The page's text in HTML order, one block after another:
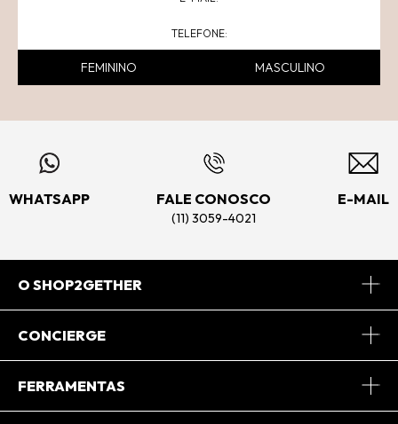
FEMININO MASCULINO
WHATSAPP FALE CONOSCO
(11) 3059-4021
E-MAIL
O SHOP2GETHER
Sobre Nós
CONCIERGE
Central de Relacionamento
FERRAMENTAS